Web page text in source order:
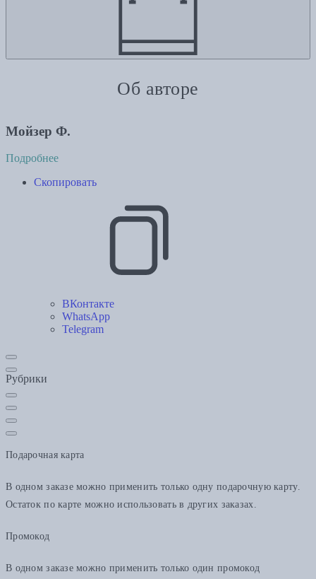
Об авторе
Мойзер Ф.
Подробнее
Скопировать
ВКонтакте
WhatsApp
Telegram
Рубрики
Подарочная карта
В одном заказе можно применить только одну подарочную карту.
Остаток по карте можно использовать в других заказах.
Промокод
В одном заказе можно применить только один промокод